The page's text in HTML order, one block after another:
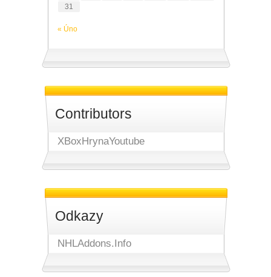
31
« Úno
Contributors
XBoxHrynaYoutube
Odkazy
NHLAddons.Info